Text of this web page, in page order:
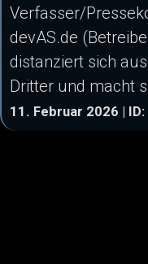
Verfasser/
devAS.de
distanziert sich
Dritter und macht
11. Februar 2026 | ID: